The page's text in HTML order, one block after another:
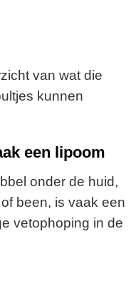
van wat die
kunnen
een lipoom
onder de huid,
been, is vaak een
vetophoping in de